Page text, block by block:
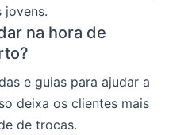
jovens.
na hora de
e guias para ajudar a
deixa os clientes mais
de trocas.